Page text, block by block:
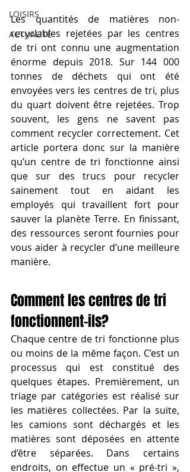
LOISIRS
ACTUALITÉ
Les quantités de matières non-
recyclables rejetées par les centres
de tri ont connu une augmentation
énorme depuis 2018. Sur 144 000
tonnes de déchets qui ont été
envoyées vers les centres de tri, plus
du quart doivent être rejetées. Trop
souvent, les gens ne savent pas
comment recycler correctement. Cet
article portera donc sur la manière
qu’un centre de tri fonctionne ainsi
que sur des trucs pour recycler
sainement tout en aidant les
employés qui travaillent fort pour
sauver la planète Terre. En finissant,
des ressources seront fournies pour
vous aider à recycler d’une meilleure
manière.
Comment les centres de tri
fonctionnent-ils?
Chaque centre de tri fonctionne plus
ou moins de la même façon. C’est un
processus qui est constitué des
quelques étapes. Premièrement, un
triage par catégories est réalisé sur
les matières collectées. Par la suite,
les camions sont déchargés et les
matières sont déposées en attente
d’être séparées. Dans certains
endroits, on effectue un « pré-tri »,